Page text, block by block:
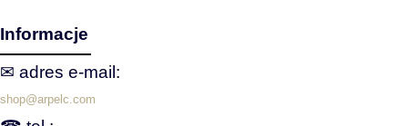
Informacje
✉ adres e‑mail:
shop@arpelc.com